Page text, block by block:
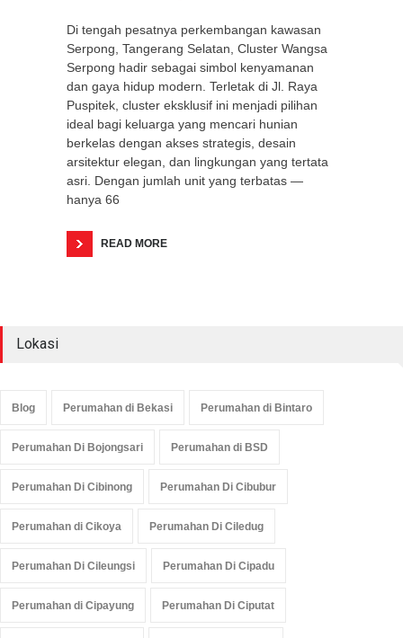
Di tengah pesatnya perkembangan kawasan
Serpong, Tangerang Selatan, Cluster Wangsa
Serpong hadir sebagai simbol kenyamanan
dan gaya hidup modern. Terletak di Jl. Raya
Puspitek, cluster eksklusif ini menjadi pilihan
ideal bagi keluarga yang mencari hunian
berkelas dengan akses strategis, desain
arsitektur elegan, dan lingkungan yang tertata
asri. Dengan jumlah unit yang terbatas —
hanya 66
READ MORE
Lokasi
Blog Perumahan di Bekasi Perumahan di Bintaro
Perumahan Di Bojongsari Perumahan di BSD
Perumahan Di Cibinong Perumahan Di Cibubur
Perumahan di Cikoya Perumahan Di Ciledug
Perumahan Di Cileungsi Perumahan Di Cipadu
Perumahan di Cipayung Perumahan Di Ciputat